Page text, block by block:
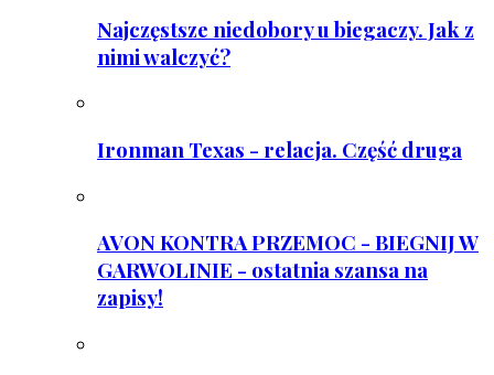
Najczęstsze niedobory u biegaczy. Jak z
nimi walczyć?
Ironman Texas - relacja. Część druga
AVON KONTRA PRZEMOC - BIEGNIJ W
GARWOLINIE - ostatnia szansa na
zapisy!